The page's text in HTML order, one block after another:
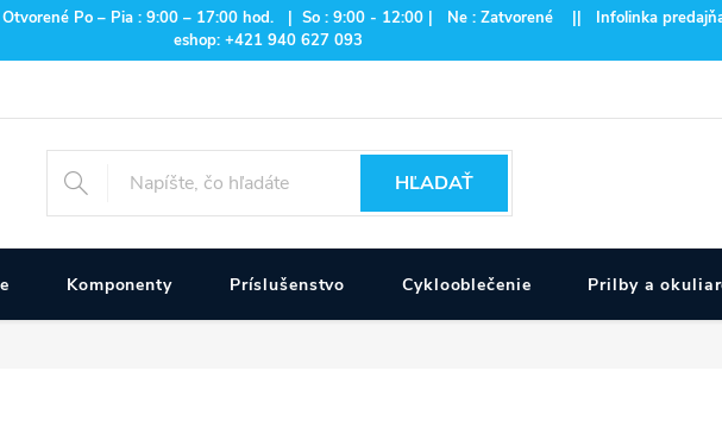
Po – Pia : 9:00 – 17:00 hod. | So : 9:00 - 12:00 | Ne : Zatvorené || Infolinka
eshop: +421 940 627 093
HĽADAŤ
Komponenty Príslušenstvo Cyklooblečenie Prilby a